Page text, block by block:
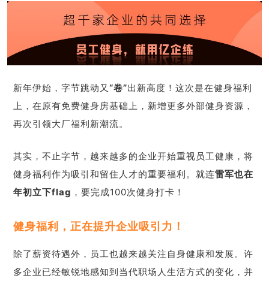
新年伊始，字节跳动又 “卷”出新高度！这次是在健身福利
上，在原有免费健身房基础上，新增更多外部健身资源，
再次引领大厂福利新潮流。
其实，不止字节，越来越多的企业开始重视员工健康，将
健身福利作为吸引和留住人才的重要福利。就连雷军也在
年初立下flag ，要完成100次健身打卡！
健身福利，正在提升企业吸引力！
除了薪资待遇外，员工也越来越关注自身健康和发展。许
多企业已经敏锐地感知到当代职场人生活方式的变化，并